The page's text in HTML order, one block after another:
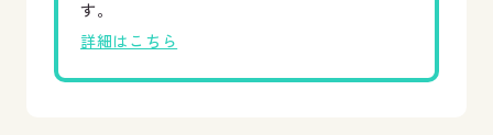
す。
詳細はこちら